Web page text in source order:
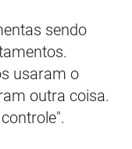
sendo
usaram o
outra coisa.